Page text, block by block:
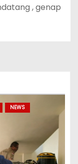
, genap
NEWS